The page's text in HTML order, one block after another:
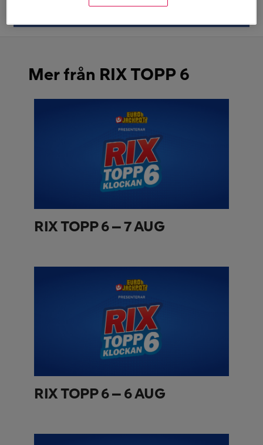
Mer från RIX TOPP 6
RIX TOPP 6 – 7 AUG
RIX TOPP 6 – 6 AUG